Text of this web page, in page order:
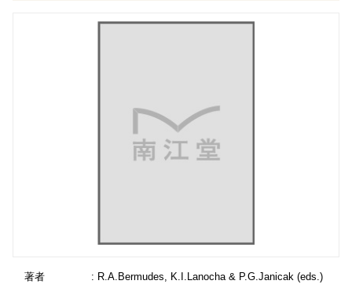
著者
: R.A.Bermudes, K.I.Lanocha & P.G.Janicak (eds.)